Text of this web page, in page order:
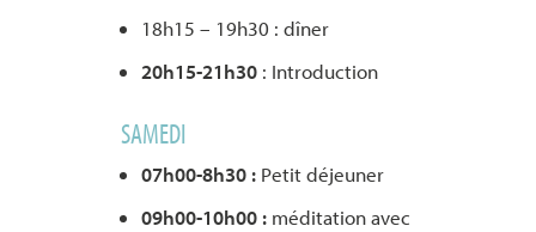
18h15 – 19h30 : dîner
20h15-21h30 : Introduction
SAMEDI
07h00-8h30 : Petit déjeuner
09h00-10h00 :méditation avec